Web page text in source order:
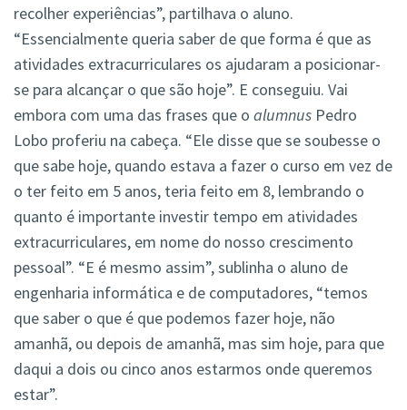
recolher experiências”, partilhava o aluno.
“Essencialmente queria saber de que forma é que as
atividades extracurriculares os ajudaram a posicionar-
se para alcançar o que são hoje”. E conseguiu. Vai
embora com uma das frases que o alumnus Pedro
Lobo proferiu na cabeça. “Ele disse que se soubesse o
que sabe hoje, quando estava a fazer o curso em vez de
o ter feito em 5 anos, teria feito em 8, lembrando o
quanto é importante investir tempo em atividades
extracurriculares, em nome do nosso crescimento
pessoal”. “E é mesmo assim”, sublinha o aluno de
engenharia informática e de computadores, “temos
que saber o que é que podemos fazer hoje, não
amanhã, ou depois de amanhã, mas sim hoje, para que
daqui a dois ou cinco anos estarmos onde queremos
estar”.